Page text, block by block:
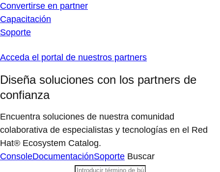
Convertirse en partner
Capacitación
Soporte
Acceda el portal de nuestros partners
Diseña soluciones con los partners de
confianza
Encuentra soluciones de nuestra comunidad
colaborativa de especialistas y tecnologías en el Red
Hat® Ecosystem Catalog.
ConsoleDocumentaciónSoporte Buscar